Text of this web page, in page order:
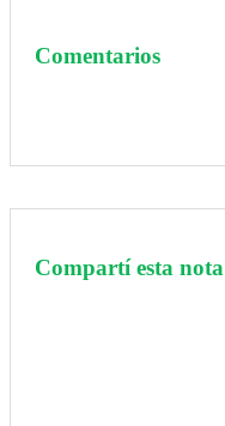
Comentarios
Compartí esta nota